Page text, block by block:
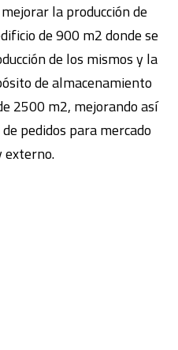
la producción de
de 900 m2 donde se
de los mismos y la
de almacenamiento
2500 m2, mejorando así
pedidos para mercado
externo.